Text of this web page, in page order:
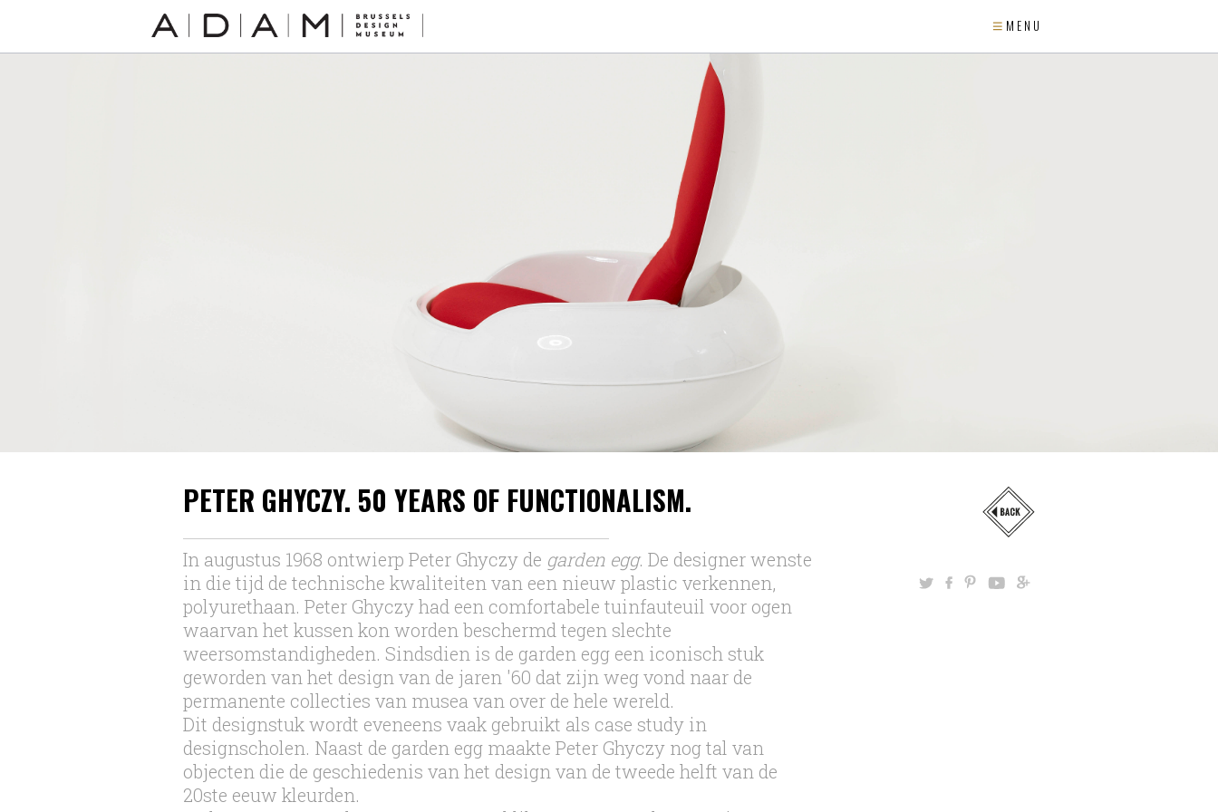
M E N U
PETER GHYCZY. 50 YEARS OF FUNCTIONALISM.
In augustus 1968 ontwierp Peter Ghyczy de garden egg. De designer wenste
in die tijd de technische kwaliteiten van een nieuw plastic verkennen,
polyurethaan. Peter Ghyczy had een comfortabele tuinfauteuil voor ogen
waarvan het kussen kon worden beschermd tegen slechte
weersomstandigheden. Sindsdien is de garden egg een iconisch stuk
geworden van het design van de jaren '60 dat zijn weg vond naar de
permanente collecties van musea van over de hele wereld.
Dit designstuk wordt eveneens vaak gebruikt als case study in
designscholen. Naast de garden egg maakte Peter Ghyczy nog tal van
objecten die de geschiedenis van het design van de tweede helft van de
20ste eeuw kleurden.